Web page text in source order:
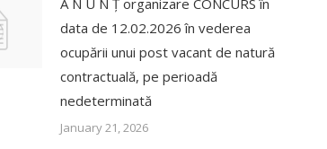
data de 12.02.2026 în vederea
ocupării unui post vacant de natură
contractuală, pe perioadă
nedeterminată
January 21, 2026